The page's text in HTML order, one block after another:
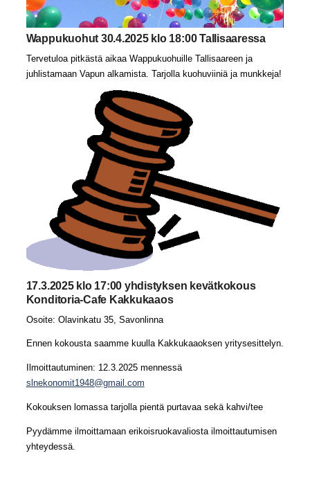
Wappukuohut 30.4.2025 klo 18:00 Tallisaaressa
Tervetuloa pitkästä aikaa Wappukuohuille Tallisaareen ja
juhlistamaan Vapun alkamista. Tarjolla kuohuviiniä ja munkkeja!
17.3.2025 klo 17:00 yhdistyksen kevätkokous
Konditoria-Cafe Kakkukaaos
Osoite: Olavinkatu 35, Savonlinna
Ennen kokousta saamme kuulla Kakkukaaoksen yritysesittelyn.
Ilmoittautuminen: 12.3.2025 mennessä
slnekonomit1948@gmail.com
Kokouksen lomassa tarjolla pientä purtavaa sekä kahvi/tee
Pyydämme ilmoittamaan erikoisruokavaliosta ilmoittautumisen
yhteydessä.